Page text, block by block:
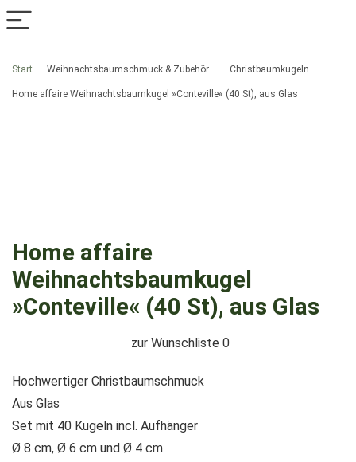
Start Weihnachtsbaumschmuck & Zubehör Christbaumkugeln
Home affaire Weihnachtsbaumkugel »Conteville« (40 St), aus Glas
Home affaire
Weihnachtsbaumkugel
»Conteville« (40 St), aus Glas
zur Wunschliste 0
Hochwertiger Christbaumschmuck
Aus Glas
Set mit 40 Kugeln incl. Aufhänger
Ø 8 cm, Ø 6 cm und Ø 4 cm